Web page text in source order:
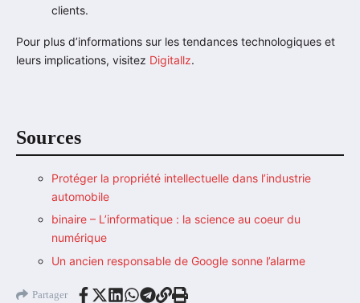
clients.
Pour plus d’informations sur les tendances technologiques et
leurs implications, visitez Digitallz.
Sources
Protéger la propriété intellectuelle dans l’industrie
automobile
binaire – L’informatique : la science au coeur du
numérique
Un ancien responsable de Google sonne l’alarme
Partager